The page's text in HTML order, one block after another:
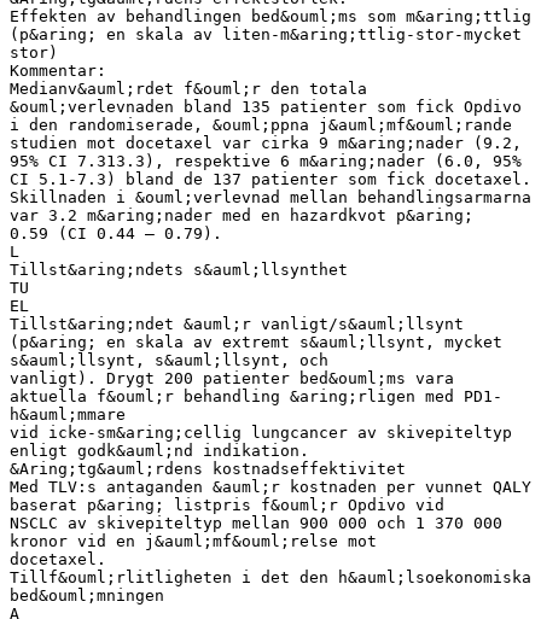
Effekten av behandlingen bed&ouml;ms som m&aring;ttlig
(p&aring; en skala av liten-m&aring;ttlig-stor-mycket
stor)
Kommentar:
Medianv&auml;rdet f&ouml;r den totala
&ouml;verlevnaden bland 135 patienter som fick Opdivo
i den randomiserade, &ouml;ppna j&auml;mf&ouml;rande
studien mot docetaxel var cirka 9 m&aring;nader (9.2,
95% CI 7.313.3), respektive 6 m&aring;nader (6.0, 95%
CI 5.1-7.3) bland de 137 patienter som fick docetaxel.
Skillnaden i &ouml;verlevnad mellan behandlingsarmarna
var 3.2 m&aring;nader med en hazardkvot p&aring;
0.59 (CI 0.44 – 0.79).
L
Tillst&aring;ndets s&auml;llsynthet
TU
EL
Tillst&aring;ndet &auml;r vanligt/s&auml;llsynt
(p&aring; en skala av extremt s&auml;llsynt, mycket
s&auml;llsynt, s&auml;llsynt, och
vanligt). Drygt 200 patienter bed&ouml;ms vara
aktuella f&ouml;r behandling &aring;rligen med PD1-
h&auml;mmare
vid icke-sm&aring;cellig lungcancer av skivepiteltyp
enligt godk&auml;nd indikation.
&Aring;tg&auml;rdens kostnadseffektivitet
Med TLV:s antaganden &auml;r kostnaden per vunnet QALY
baserat p&aring; listpris f&ouml;r Opdivo vid
NSCLC av skivepiteltyp mellan 900 000 och 1 370 000
kronor vid en j&auml;mf&ouml;relse mot
docetaxel.
Tillf&ouml;rlitligheten i det den h&auml;lsoekonomiska
bed&ouml;mningen
A